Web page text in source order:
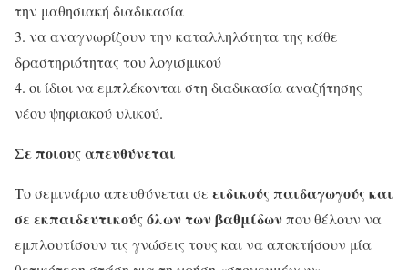
την μαθησιακή διαδικασία
3. να αναγνωρίζουν την καταλληλότητα της κάθε
δραστηριότητας του λογισμικού
4. οι ίδιοι να εμπλέκονται στη διαδικασία αναζήτησης
νέου ψηφιακού υλικού.
Σε ποιους απευθύνεται
Το σεμινάριο απευθύνεται σε ειδικούς παιδαγωγούς και
σε εκπαιδευτικούς όλων των βαθμίδων που θέλουν να
εμπλουτίσουν τις γνώσεις τους και να αποκτήσουν μία